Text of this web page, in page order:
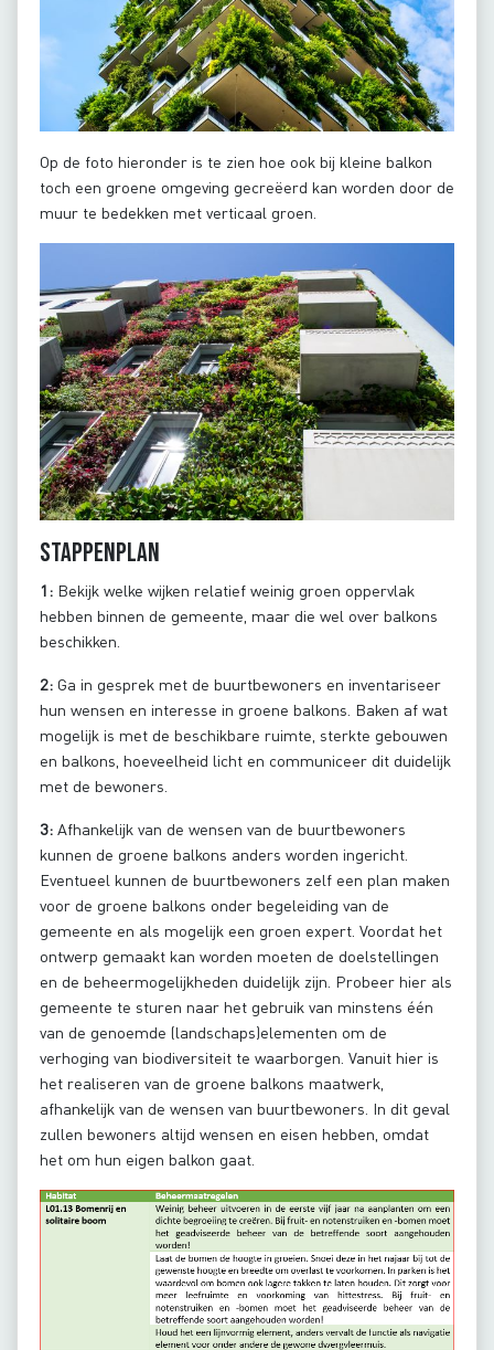
Op de foto hieronder is te zien hoe ook bij kleine balkon
toch een groene omgeving gecreëerd kan worden door de
muur te bedekken met verticaal groen.
Stappenplan
1: Bekijk welke wijken relatief weinig groen oppervlak
hebben binnen de gemeente, maar die wel over balkons
beschikken.
2: Ga in gesprek met de buurtbewoners en inventariseer
hun wensen en interesse in groene balkons. Baken af wat
mogelijk is met de beschikbare ruimte, sterkte gebouwen
en balkons, hoeveelheid licht en communiceer dit duidelijk
met de bewoners.
3: Afhankelijk van de wensen van de buurtbewoners
kunnen de groene balkons anders worden ingericht.
Eventueel kunnen de buurtbewoners zelf een plan maken
voor de groene balkons onder begeleiding van de
gemeente en als mogelijk een groen expert. Voordat het
ontwerp gemaakt kan worden moeten de doelstellingen
en de beheermogelijkheden duidelijk zijn. Probeer hier als
gemeente te sturen naar het gebruik van minstens één
van de genoemde (landschaps)elementen om de
verhoging van biodiversiteit te waarborgen. Vanuit hier is
het realiseren van de groene balkons maatwerk,
afhankelijk van de wensen van buurtbewoners. In dit geval
zullen bewoners altijd wensen en eisen hebben, omdat
het om hun eigen balkon gaat.